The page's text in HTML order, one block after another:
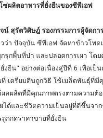
ซ่ผลิตอาหารที่ยั่งยืนของซีพีเอฟ
น์ สุรัตวิศิษฎ์ รองกรรมการผู้จัดก
ว่า ปัจจุบัน ซีพีเอฟ จัดหาข้าวโพด
รุกพื้นที่ป่า และปลอดการเผา โด
งยืน" อย่างต่อเนื่องสู่ปีที่ 6 เพื่อเ
เตรียมดินถูกวิธี ใช้เมล็ดพันธุ์ที่มี
ผลผลิตที่มีคุณภาพตรงตามความต้
ได้และชีวิตความเป็นอยู่ที่ดีขึ้นจา
ถูกกดราคาขายที่ยั่งยืน